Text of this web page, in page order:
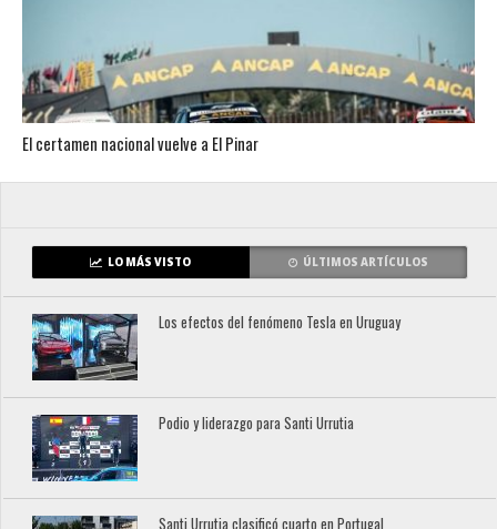
El certamen nacional vuelve a El Pinar
LO MÁS VISTO ÚLTIMOS ARTÍCULOS
Los efectos del fenómeno Tesla en Uruguay
Podio y liderazgo para Santi Urrutia
Santi Urrutia clasificó cuarto en Portugal